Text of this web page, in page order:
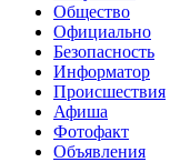
Общество
Официально
Безопасность
Информатор
Происшествия
Афиша
Фотофакт
Объявления